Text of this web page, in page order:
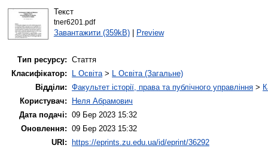
Текст
tner6201.pdf
Завантажити (359kB)| Preview
Тип ресурсу: Стаття
Класифікатор:
L Освіта> L Освіта (Загальне)
Відділи: Факультет історії, права та публічного управління >
Користувач:
Неля Абрамович
Дата подачі: 09 Бер 2023 15:32
Оновлення: 09 Бер 2023 15:32
URI:
https://eprints.zu.edu.ua/id/eprint/36292